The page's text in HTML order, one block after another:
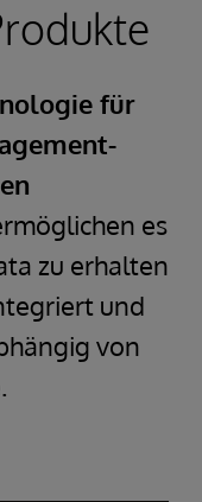
für
es
zu erhalten
und
von